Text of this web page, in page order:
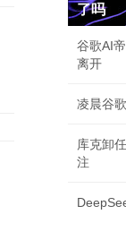
了吗
谷歌AI
离开
凌晨谷
库克卸
注